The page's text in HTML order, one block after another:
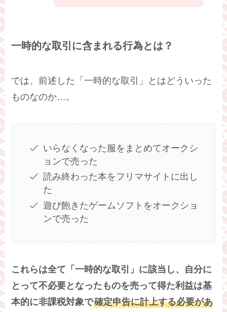
一時的な取引に含まれる行為とは？
では、前述した「一時的な取引」とはどういった
ものなのか…。
いらなくなった服をまとめてオークシ
ョンで売った
読み終わった本をフリマサイトに出し
た
遊び飽きたゲームソフトをオークショ
ンで売った
これらは全て「一時的な取引」に該当し、自分に
とって不必要となったものを売って得た利益は基
本的に非課税対象で確定申告に計上する必要があ